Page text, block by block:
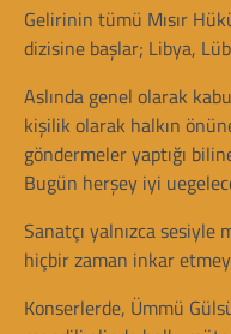
Gelirinin tümü Mısır
dizisine başlar; Libya,
Aslında genel olarak
kişilik olarak halkın
göndermeler yaptığı
Bugün herşey iyi
Sanatçı yalnızca sesiyle
hiçbir zaman inkar
Konserlerde, Ümmü